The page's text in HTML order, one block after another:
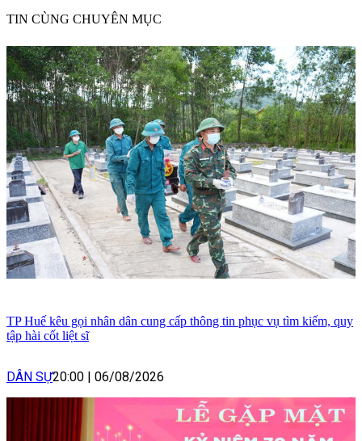
TIN CÙNG CHUYÊN MỤC
TP Huế kêu gọi nhân dân cung cấp thông tin phục vụ tìm kiếm, quy
tập hài cốt liệt sĩ
DÂN SỰ20:00 | 06/08/2026